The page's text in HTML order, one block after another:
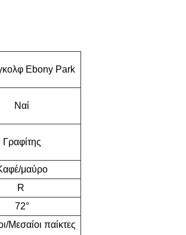
Ebony Park
Ναί
Γραφίτης
μαύρο
R
72°
Μεσαίοι παίκτες